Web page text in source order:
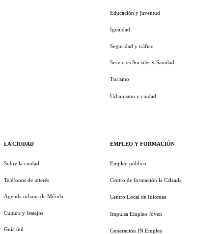
LA CIUDAD
Sobre la ciudad
Teléfonos de interés
Agenda urbana de Mérida
Cultura y festejos
Guía útil
Educación y juventud
Igualdad
Seguridad y tráfico
Servicios Sociales y Sanidad
Turismo
Urbanismo y ciudad
EMPLEO Y FORMACIÓN
Empleo público
Centro de formación la Calzada
Centro Local de Idiomas
Impulsa Empleo Joven
Generación IN Empleo